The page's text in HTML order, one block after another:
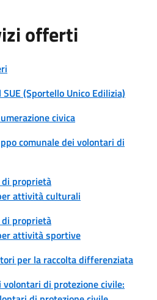
offerti
(Sportello Unico Edilizia)
civica
comunale dei volontari di
di proprietà
attività culturali
di proprietà
attività sportive
per la raccolta differenziata
volontari di protezione civile: